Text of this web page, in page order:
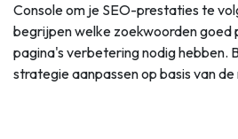
Console om je SEO-prestaties te
begrijpen welke zoekwoorden goed
pagina's verbetering nodig hebben.
strategie aanpassen op basis van